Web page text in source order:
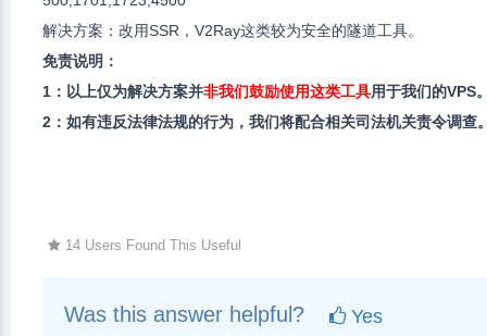
解决方案：改用SSR，V2Ray这类较为安全的隧道工具。
免责说明：
1：以上仅为解决方案并非我们鼓励使用这类工具用于我们的VPS
2：如有违反法律法规的行为，我们将配合相关司法机关责令调查
14 Users Found This Useful
Was this answer helpful?
Yes